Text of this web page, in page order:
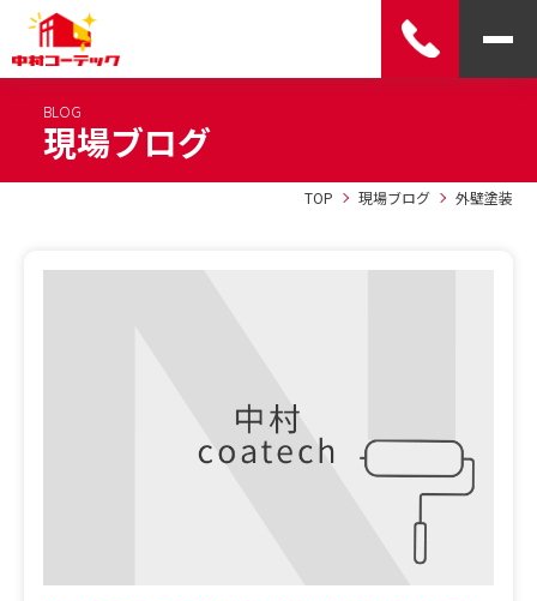
BLOG
現場ブログ
TOP 現場ブログ 外壁塗装